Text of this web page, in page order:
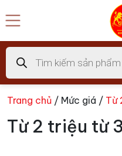
đến
dung
Tìm
kiếm
sản
phẩm
Trang chủ / Mức giá / Từ
Từ 2 triệu từ